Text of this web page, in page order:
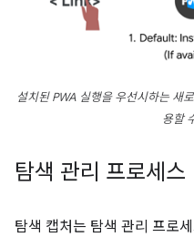
설치된 PWA 실행을 우선시하는 새
용할
탐색 관리 프로세스
탐색 캡처는 탐색 관리 프로